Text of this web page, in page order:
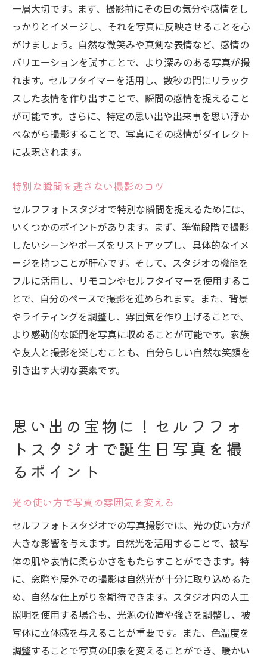
一層大切です。まず、撮影前にその日の気分や感情をし
っかりとイメージし、それを写真に反映させることを心
がけましょう。自然な微笑みや真剣な表情など、感情の
バリエーションを試すことで、より深みのある写真が撮
れます。セルフタイマーを活用し、数秒の間にリラック
スした表情を作り出すことで、瞬間の感情を捉えること
が可能です。さらに、特定の思い出や出来事を思い浮か
べながら撮影することで、写真にその感情がダイレクト
に表現されます。
特別な瞬間を逃さない撮影のコツ
セルフフォトスタジオで特別な瞬間を捉えるためには、
いくつかのポイントがあります。まず、準備段階で撮影
したいシーンやポーズをリストアップし、具体的なイメ
ージを持つことが肝心です。そして、スタジオの機能を
フルに活用し、リモコンやセルフタイマーを使用するこ
とで、自分のペースで撮影を進められます。また、背景
やライティングを調整し、雰囲気を作り上げることで、
より感動的な瞬間を写真に収めることが可能です。家族
や友人と撮影を楽しむことも、自分らしい自然な笑顔を
引き出す大切な要素です。
思い出の宝物に！セルフフォ
トスタジオで誕生日写真を撮
るポイント
光の使い方で写真の雰囲気を変える
セルフフォトスタジオでの写真撮影では、光の使い方が
大きな影響を与えます。自然光を活用することで、被写
体の肌や表情に柔らかさをもたらすことができます。特
に、窓際や屋外での撮影は自然光が十分に取り込めるた
め、自然な仕上がりを期待できます。スタジオ内の人工
照明を使用する場合も、光源の位置や強さを調整し、被
写体に立体感を与えることが重要です。また、色温度を
調整することで写真の印象を変えることができ、暖かい